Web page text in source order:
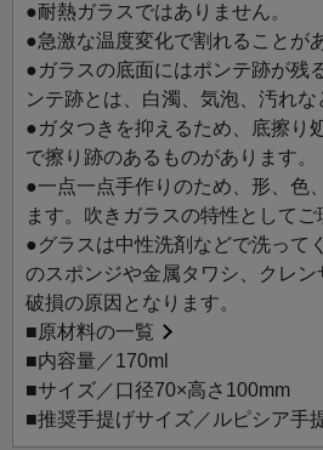
●耐熱ガラスではありません。
●急激な温度変化で割れることが
●ガラスの底面にはポンテ跡が残
ンテ跡とは、白濁、気泡、汚れな
●ガタつきを抑えるため、底擦り
で擦り跡のあるものがあります。
●一点一点手作りのため、形、色
ます。吹きガラスの特性としてご
●グラスは中性洗剤などで洗って
のスポンジや金属タワシ、クレン
破損の原因となります。
■原材料の一覧
■内容量／170ml
■サイズ／口径70×高さ100mm
■推奨手提げサイズ／ルピシア手